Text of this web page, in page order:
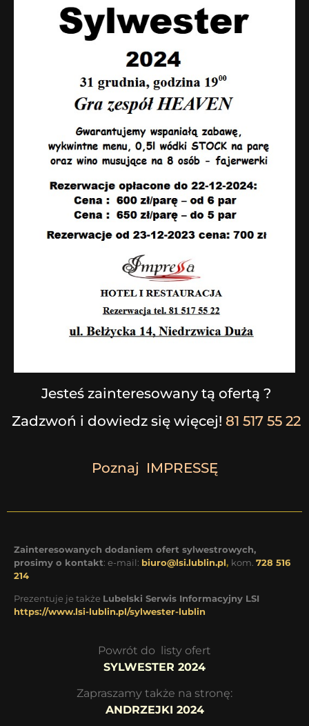
Jesteś zainteresowany tą ofertą ?
Zadzwoń i dowiedz się więcej! 81 517 55 22
Poznaj IMPRESSĘ
Zainteresowanych dodaniem ofert sylwestrowych,
prosimy o kontakt: e-mail: biuro@lsi.lublin.pl, kom. 728 516
214
Prezentuje je także Lubelski Serwis Informacyjny LSI
https://www.lsi-lublin.pl/sylwester-lublin
Powrót do listy ofert
SYLWESTER 2024
Zapraszamy także na stronę:
ANDRZEJKI 2024